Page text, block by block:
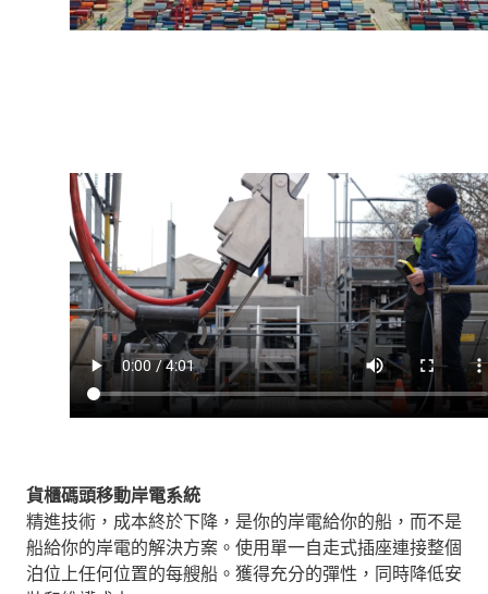
貨櫃碼頭移動岸電系統
精進技術，成本終於下降，是你的岸電給你的船，而不是
船給你的岸電的解決方案。使用單一自走式插座連接整個
泊位上任何位置的每艘船。獲得充分的彈性，同時降低安